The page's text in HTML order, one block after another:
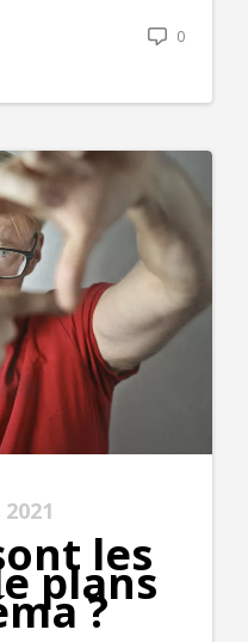
0
les
plans
?